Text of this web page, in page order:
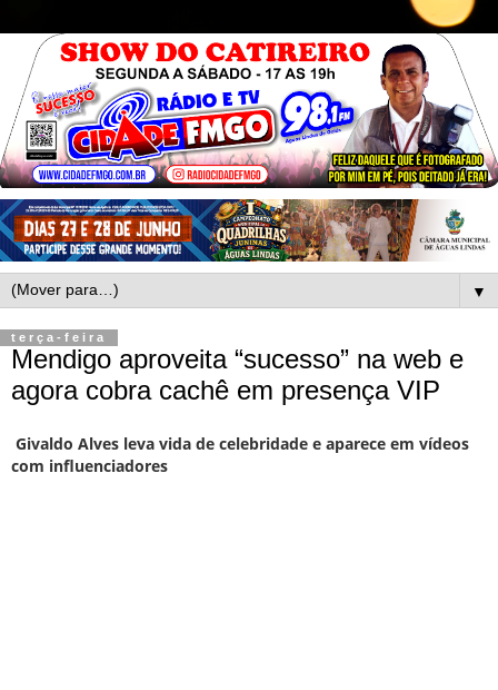
▼
terça-feira
Mendigo aproveita “sucesso” na web e
agora cobra cachê em presença VIP
Givaldo Alves leva vida de celebridade e aparece em vídeos
com influenciadores